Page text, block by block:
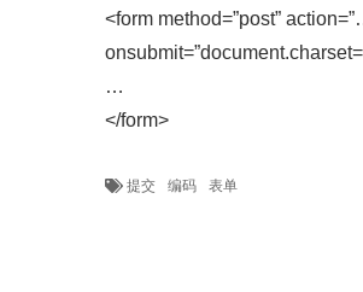
<form method=”post”
…
</form>
提交 编码 表单